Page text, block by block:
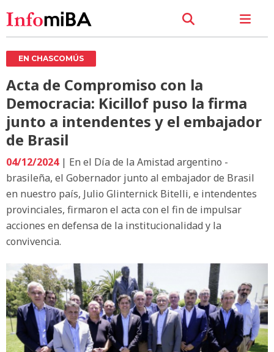
EN CHASCOMÚS
Acta de Compromiso con la
Democracia: Kicillof puso la firma
junto a intendentes y el embajador
de Brasil
04/12/2024| En el Día de la Amistad argentino -
brasileña, el Gobernador junto al embajador de Brasil
en nuestro país, Julio Glinternick Bitelli, e intendentes
provinciales, firmaron el acta con el fin de impulsar
acciones en defensa de la institucionalidad y la
convivencia.